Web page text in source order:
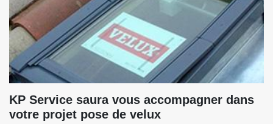
KP Service saura vous accompagner dans
votre projet pose de velux